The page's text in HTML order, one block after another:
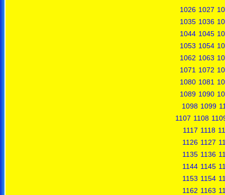
1026 1027
1035 1036
1044 1045
1053 1054
1062 1063
1071 1072
1080 1081
1089 1090
1098 1099
1107 1108
1117 1118
1126 1127
1135 1136
1144 1145
1153 1154
1162 1163